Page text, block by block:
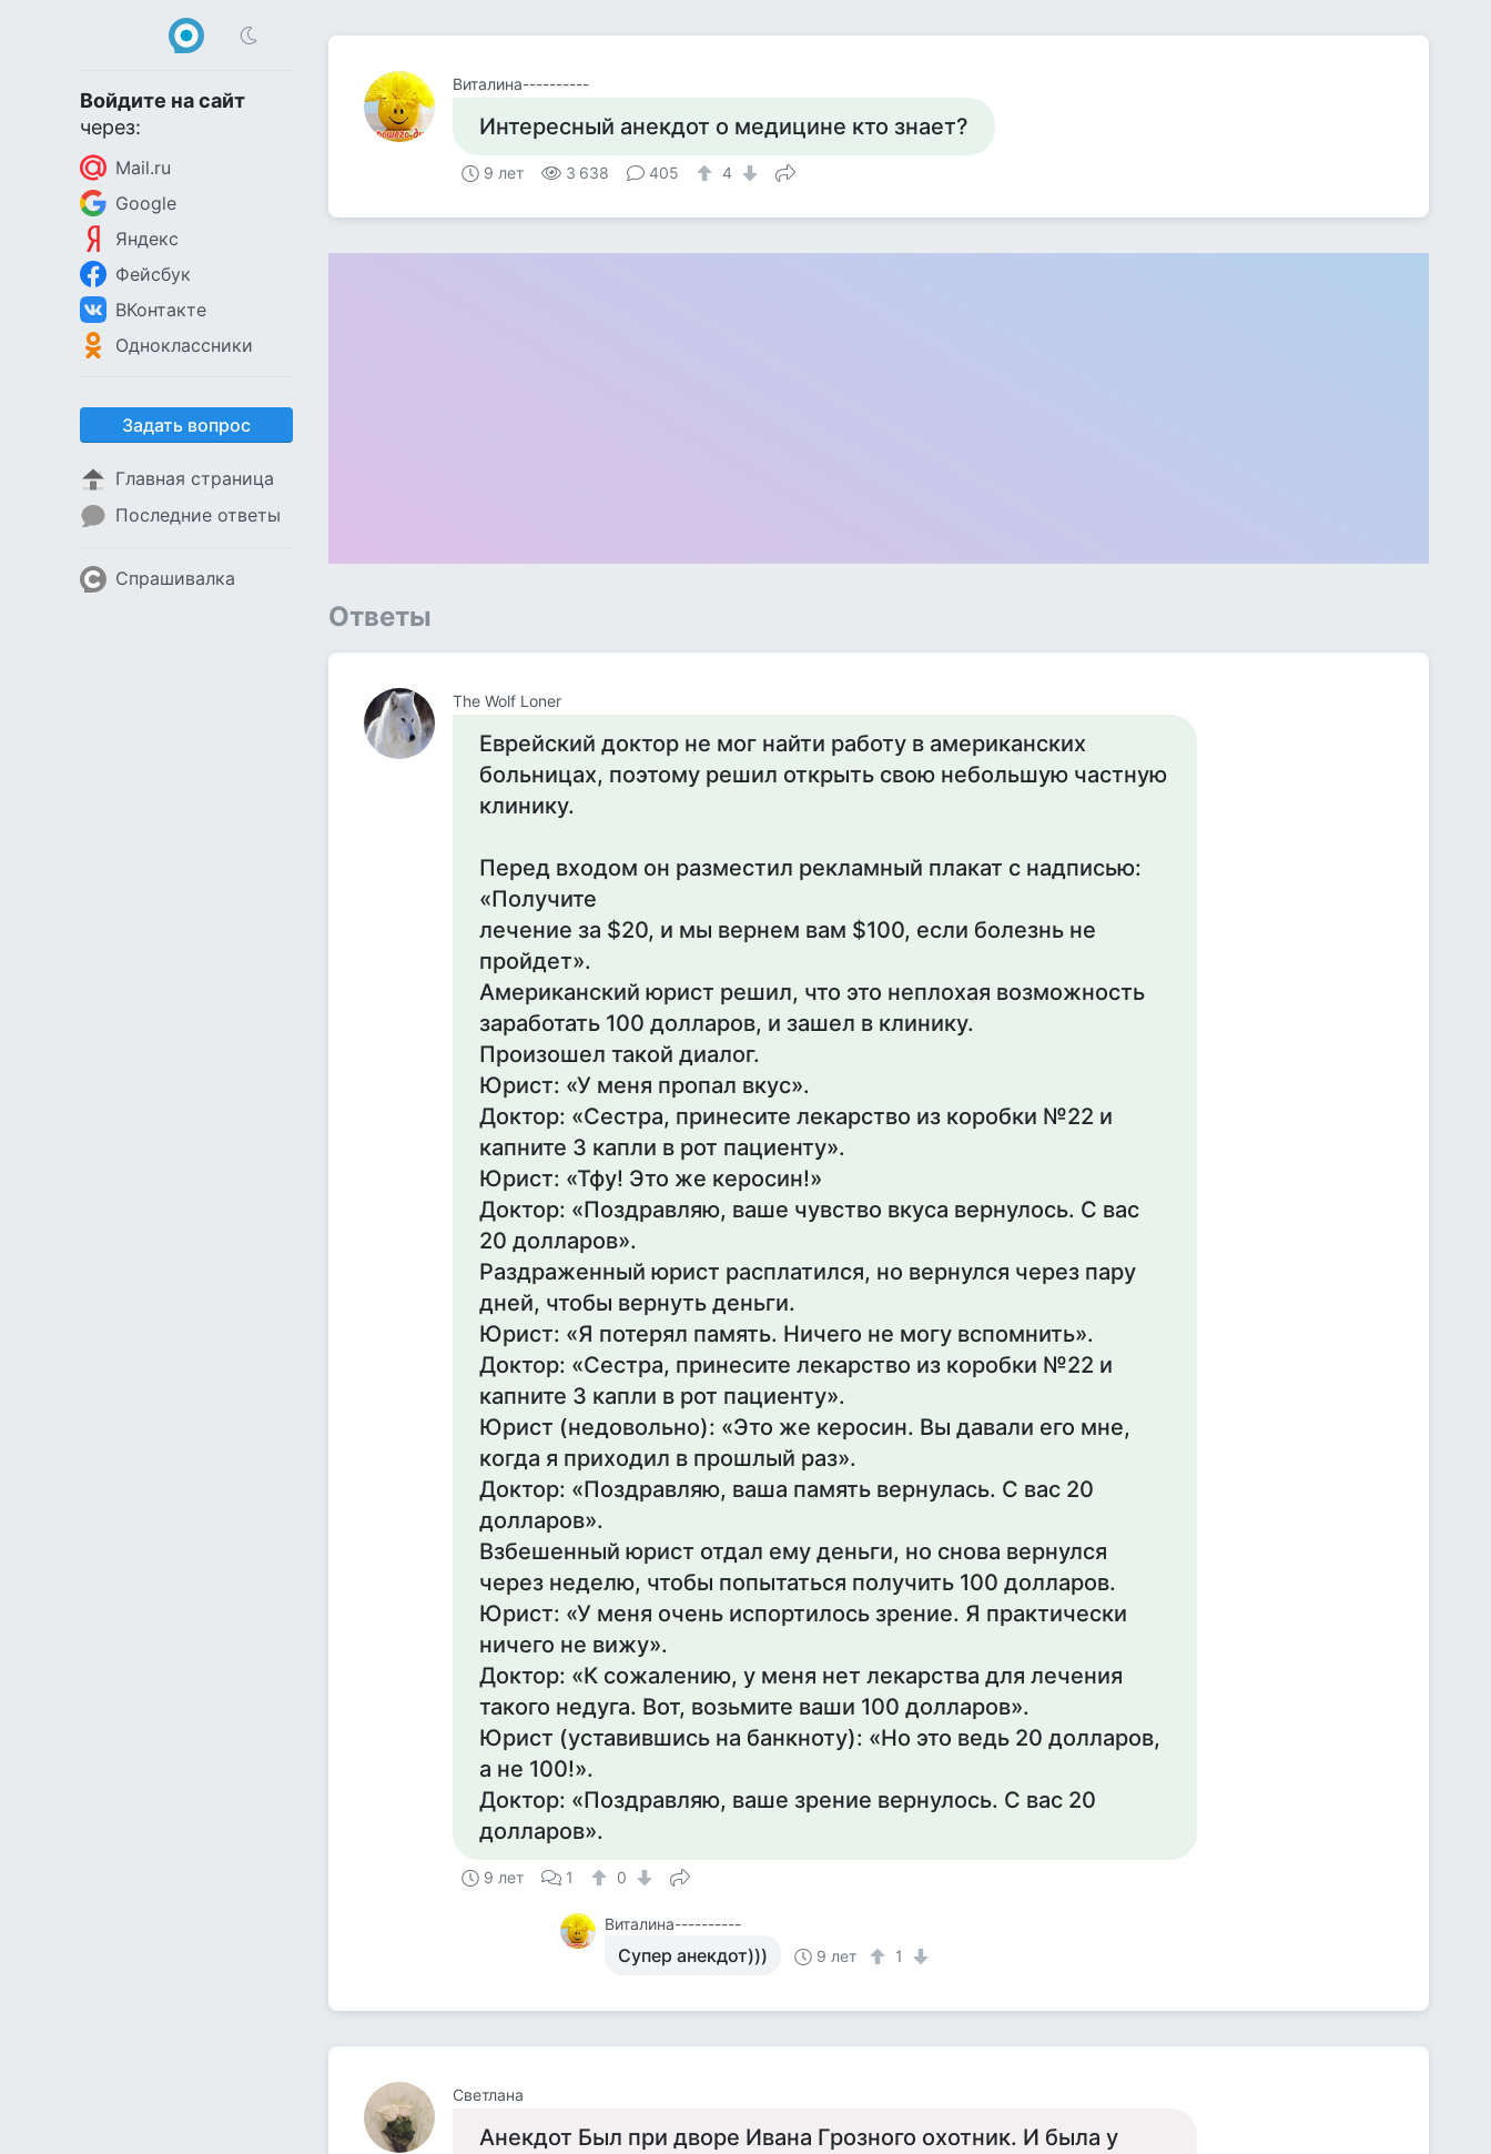
Войдите на сайт
через:
Mail.ru
Google
Яндекс
Фейсбук
ВКонтакте
Одноклассники
Задать вопрос
Главная страница
Последние ответы
Спрашивалка
Виталина----------
Интересный анекдот о медицине кто знает?
9 лет 3 638 405 4
Ответы
The Wolf Loner
Еврейский доктор не мог найти работу в американских
больницах, поэтому решил открыть свою небольшую частную
клинику.
Перед входом он разместил рекламный плакат с надписью:
«Получите
лечение за $20, и мы вернем вам $100, если болезнь не
пройдет».
Американский юрист решил, что это неплохая возможность
заработать 100 долларов, и зашел в клинику.
Произошел такой диалог.
Юрист: «У меня пропал вкус».
Доктор: «Сестра, принесите лекарство из коробки №22 и
капните 3 капли в рот пациенту».
Юрист: «Тфу! Это же керосин!»
Доктор: «Поздравляю, ваше чувство вкуса вернулось. С вас
20 долларов».
Раздраженный юрист расплатился, но вернулся через пару
дней, чтобы вернуть деньги.
Юрист: «Я потерял память. Ничего не могу вспомнить».
Доктор: «Сестра, принесите лекарство из коробки №22 и
капните 3 капли в рот пациенту».
Юрист (недовольно): «Это же керосин. Вы давали его мне,
когда я приходил в прошлый раз».
Доктор: «Поздравляю, ваша память вернулась. С вас 20
долларов».
Взбешенный юрист отдал ему деньги, но снова вернулся
через неделю, чтобы попытаться получить 100 долларов.
Юрист: «У меня очень испортилось зрение. Я практически
ничего не вижу».
Доктор: «К сожалению, у меня нет лекарства для лечения
такого недуга. Вот, возьмите ваши 100 долларов».
Юрист (уставившись на банкноту): «Но это ведь 20 долларов,
а не 100!».
Доктор: «Поздравляю, ваше зрение вернулось. С вас 20
долларов».
9 лет 1 0
Виталина----------
Супер анекдот))) 9 лет 1
Светлана
Анекдот Был при дворе Ивана Грозного охотник. И была у